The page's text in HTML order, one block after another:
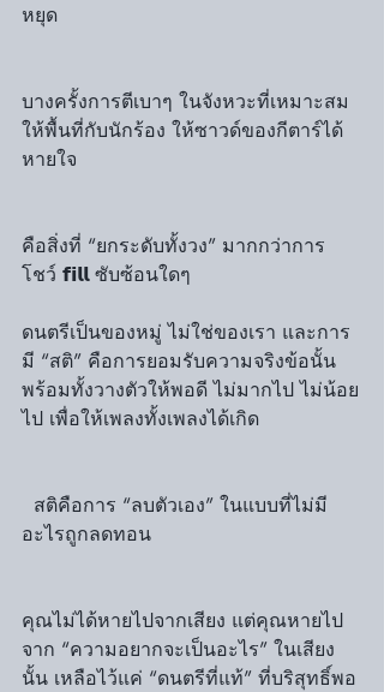
หยุด
บางครั้งการตีเบาๆ ในจังหวะที่เหมาะสม
ให้พื้นที่กับนักร้อง ให้ซาวด์ของกีตาร์ได้
หายใจ
คือสิ่งที่ “ยกระดับทั้งวง” มากกว่าการ
โชว์ 𝗳𝗶𝗹𝗹 ซับซ้อนใดๆ
ดนตรีเป็นของหมู่ ไม่ใช่ของเรา และการ
มี “สติ” คือการยอมรับความจริงข้อนั้น
พร้อมทั้งวางตัวให้พอดี ไม่มากไป ไม่น้อย
ไป เพื่อให้เพลงทั้งเพลงได้เกิด
สติคือการ “ลบตัวเอง” ในแบบที่ไม่มี
อะไรถูกลดทอน
คุณไม่ได้หายไปจากเสียง แต่คุณหายไป
จาก “ความอยากจะเป็นอะไร” ในเสียง
นั้น เหลือไว้แค่ “ดนตรีที่แท้” ที่บริสุทธิ์พอ